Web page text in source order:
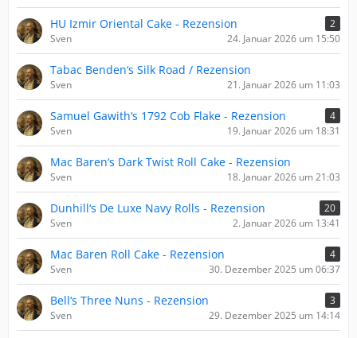
HU Izmir Oriental Cake - Rezension
2
Sven
24. Januar 2026 um 15:50
Tabac Benden‘s Silk Road / Rezension
Sven 21. Januar 2026 um 11:03
Samuel Gawith‘s 1792 Cob Flake - Rezension
4
Sven
19. Januar 2026 um 18:31
Mac Baren‘s Dark Twist Roll Cake - Rezension
Sven 18. Januar 2026 um 21:03
Dunhill‘s De Luxe Navy Rolls - Rezension
20
Sven
2. Januar 2026 um 13:41
Mac Baren Roll Cake - Rezension
4
Sven
30. Dezember 2025 um 06:37
Bell‘s Three Nuns - Rezension
3
Sven
29. Dezember 2025 um 14:14